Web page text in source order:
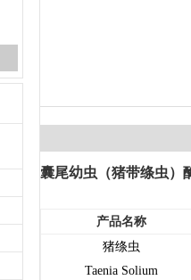
囊尾幼虫（猪带绦虫）
产品名称
猪绦虫
Taenia Solium